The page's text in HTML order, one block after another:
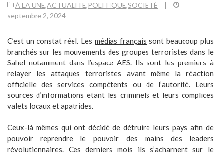
À LA UNE,ACTUALITE,POLITIQUE,SOCIÉTÉ
|
septembre 2, 2024
C’est un constat réel. Les médias français sont beaucoup plus
branchés sur les mouvements des groupes terroristes dans le
Sahel notamment dans l’espace AES. Ils sont les premiers à
relayer les attaques terroristes avant même la réaction
officielle des services compétents ou de l’autorité. Leurs
sources d’informations étant les criminels et leurs complices
valets locaux et apatrides.
Ceux-là mêmes qui ont décidé de détruire leurs pays afin de
pouvoir reprendre le pouvoir des mains des leaders
révolutionnaires. Ces derniers mois ils s’acharnent sur le